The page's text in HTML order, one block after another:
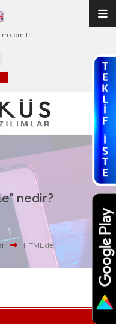
nedir?
HTML'de